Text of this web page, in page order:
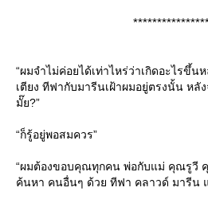
“ผมจำไม่ค่อยได้เท่าไหร่ว่าเกิดอะไรขึ้
เตียง ทีฟากับมารีนเฝ้าผมอยู่ตรงนั้น ห
มั๊ย?”
“ก็รู้อยู่พอสมควร”
“ผมต้องขอบคุณทุกคน พ่อกับแม่ คุณรูวี
ค้นหา คนอื่นๆ ด้วย ทีฟา คลาวด์ มารีน